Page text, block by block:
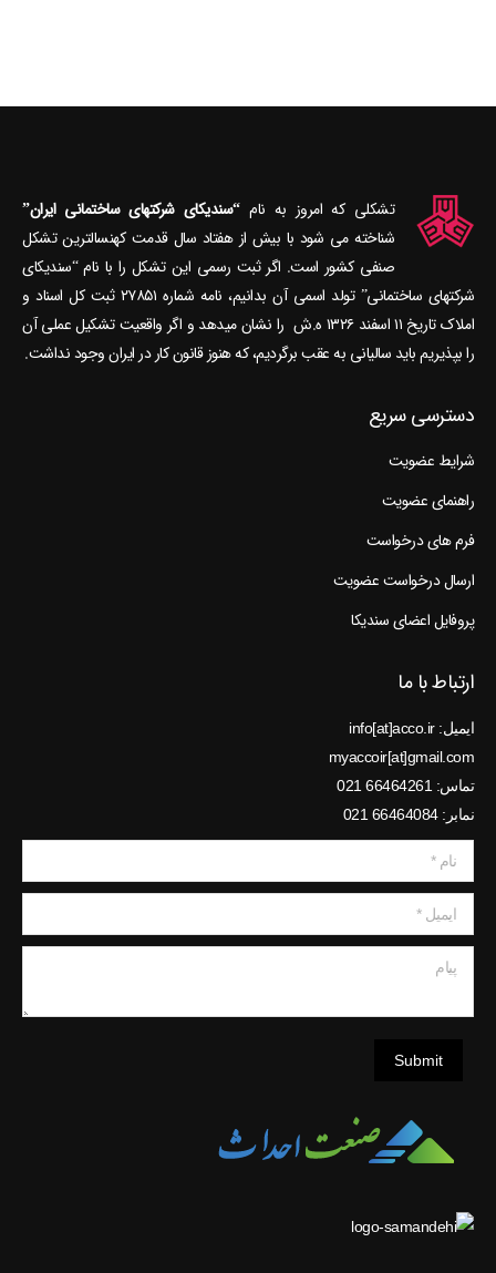
تشکلی که امروز به نام“سندیکای شرکتهای ساختمانی ایران”
شناخته می‎ شود با بیش از هفتاد سال قدمت کهنسال‎ترین تشکل
صنفی کشور است. اگر ثبت رسمی این تشکل را با نام “سندیکای
شرکتهای ساختمانی” تولد اسمی آن بدانیم، نامه شماره ۲۷۸۵۱ ثبت کل اسناد و
املاک تاریخ ۱۱ اسفند ۱۳۲۶ ه.ش را نشان می‎دهد و اگر واقعیت تشکیل عملی آن
را بپذیریم باید سالیانی به عقب برگردیم، که هنوز قانون کار در ایران وجود نداشت.
دسترسی سریع
شرایط عضویت
راهنمای عضویت
فرم های درخواست
ارسال درخواست عضویت
پروفایل اعضای سندیکا
ارتباط با ما
ایمیل: info[at]acco.ir
myaccoir[at]gmail.com
تماس: 66464261 021
نمابر: 66464084 021
نام *
ایمیل *
Submit